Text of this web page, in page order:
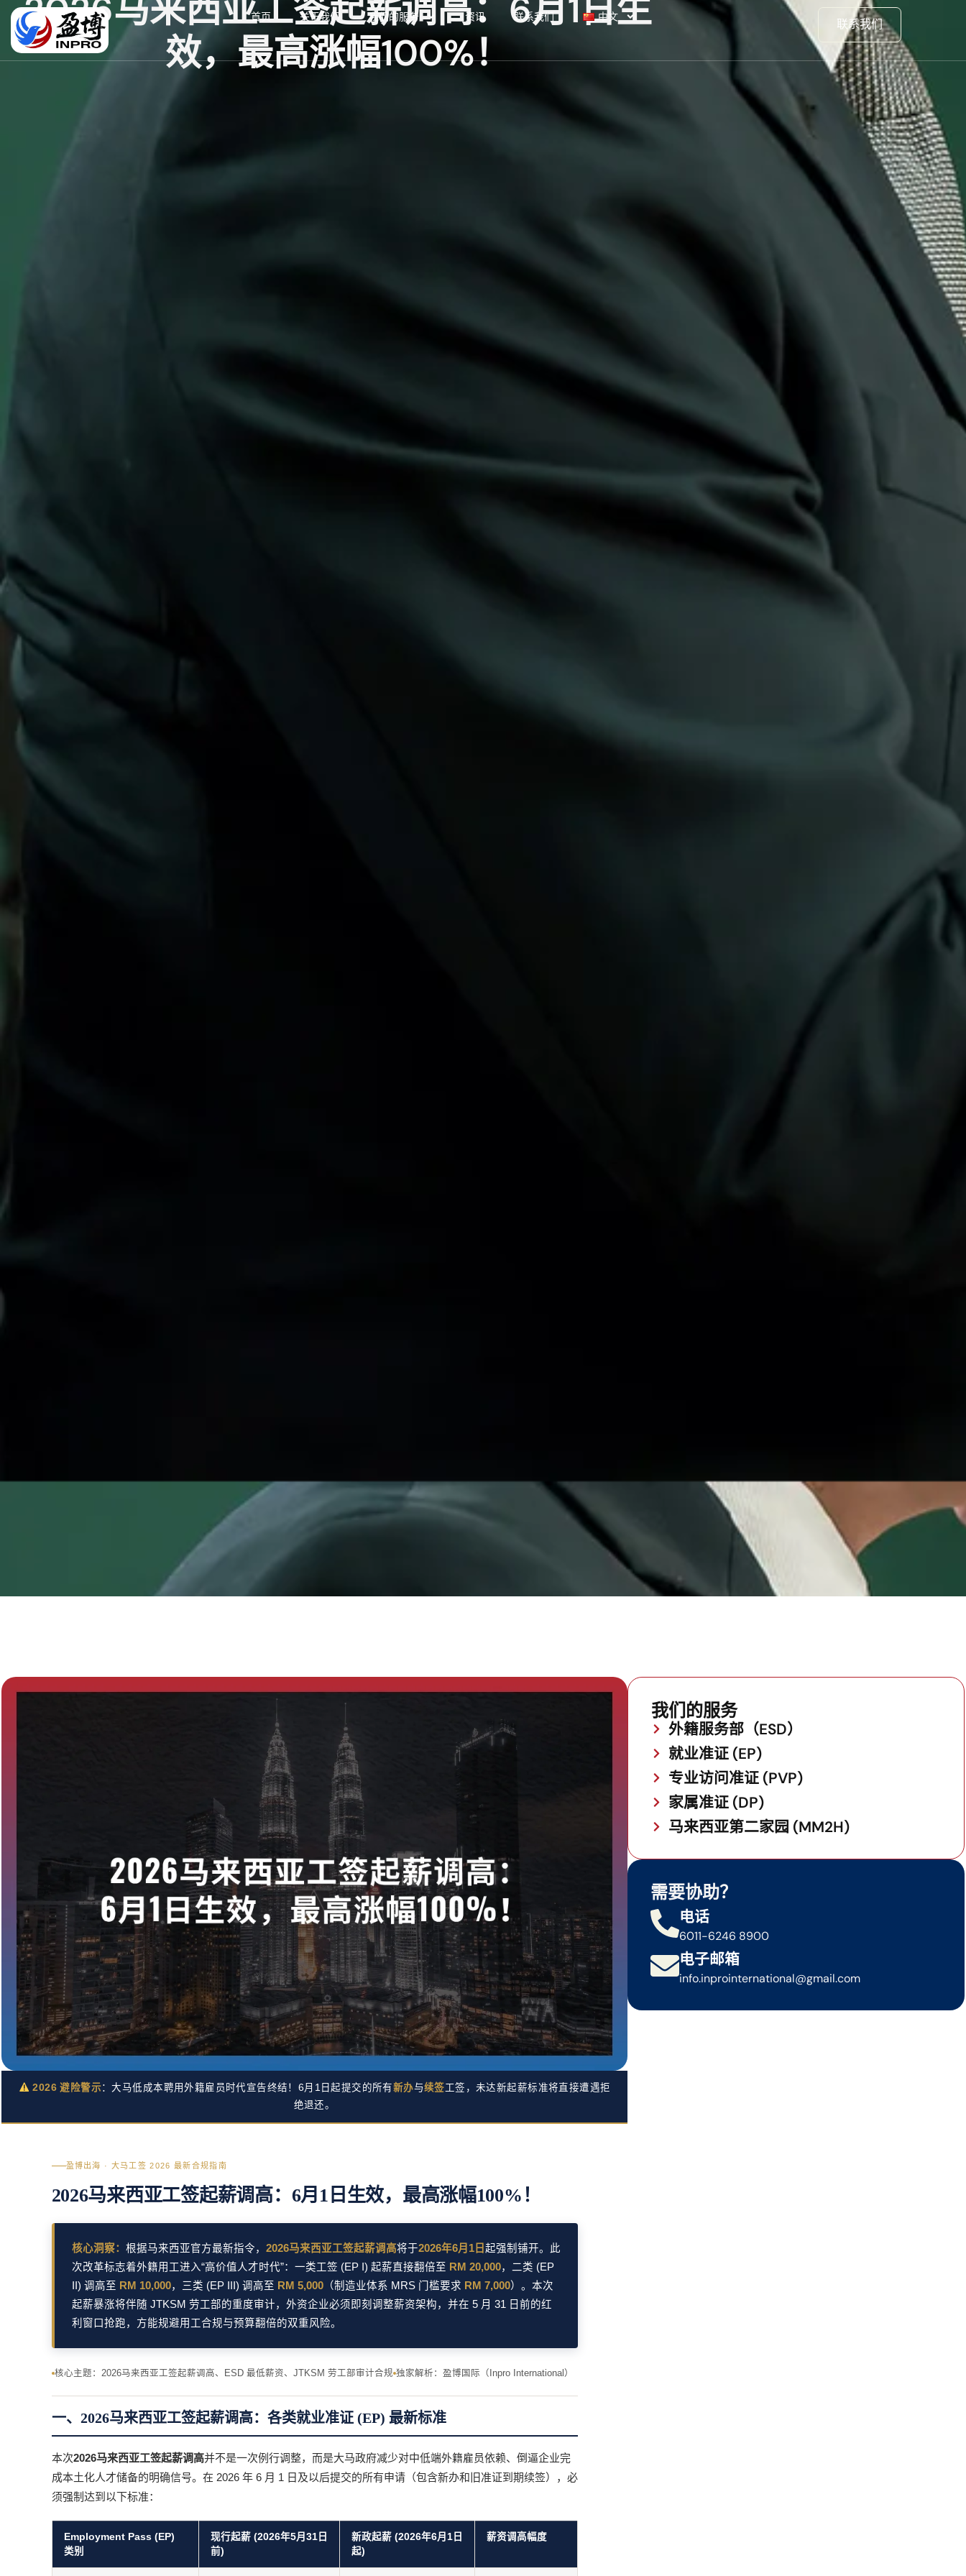
首页 关于我们 我们的服务 资讯 联系我们 中文
联系我们
2026马来西亚工签起薪调高：6月1日生
效，最高涨幅100%！
2026 避险警示：大马低成本聘用外籍雇员时代宣告终结！6月1日起提交的所有新办与续签工签，未达新起薪标准将直接遭遇拒
绝退还。
盈博出海 · 大马工签 2026 最新合规指南
2026马来西亚工签起薪调高：6月1日生效，最高涨幅100%！
核心洞察： 根据马来西亚官方最新指令， 2026马来西亚工签起薪调高将于2026年6月1日 起强制铺开。此
次改革标志着外籍用工进入“高价值人才时代”：一类工签 (EP I) 起薪直接翻倍至 RM 20,000，二类 (EP
II) 调高至 RM 10,000，三类 (EP III) 调高至 RM 5,000（制造业体系 MRS 门槛要求 RM 7,000）。本次
起薪暴涨将伴随 JTKSM 劳工部的重度审计，外资企业必须即刻调整薪资架构，并在 5 月 31 日前的红
利窗口抢跑，方能规避用工合规与预算翻倍的双重风险。
核心主题：2026马来西亚工签起薪调高、ESD 最低薪资、JTKSM 劳工部审计合规 独家解析：盈博国际（Inpro International）
一、2026马来西亚工签起薪调高：各类就业准证 (EP) 最新标准
本次2026马来西亚工签起薪调高并不是一次例行调整，而是大马政府减少对中低端外籍雇员依赖、倒逼企业完
成本土化人才储备的明确信号。在 2026 年 6 月 1 日及以后提交的所有申请（包含新办和旧准证到期续签），必
须强制达到以下标准：
Employment Pass (EP)
类别
现行起薪 (2026年5月31日
前)
新政起薪 (2026年6月1日
起)
薪资调高幅度
我们的服务
外籍服务部（ESD）
就业准证 (EP)
专业访问准证 (PVP)
家属准证 (DP)
马来西亚第二家园 (MM2H)
需要协助？
电话
6011-6246 8900
电子邮箱
info.inprointernational@gmail.com